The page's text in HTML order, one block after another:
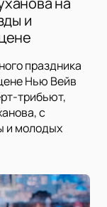
и
праздника
Нью Вейв
трибьют,
с
и молодых